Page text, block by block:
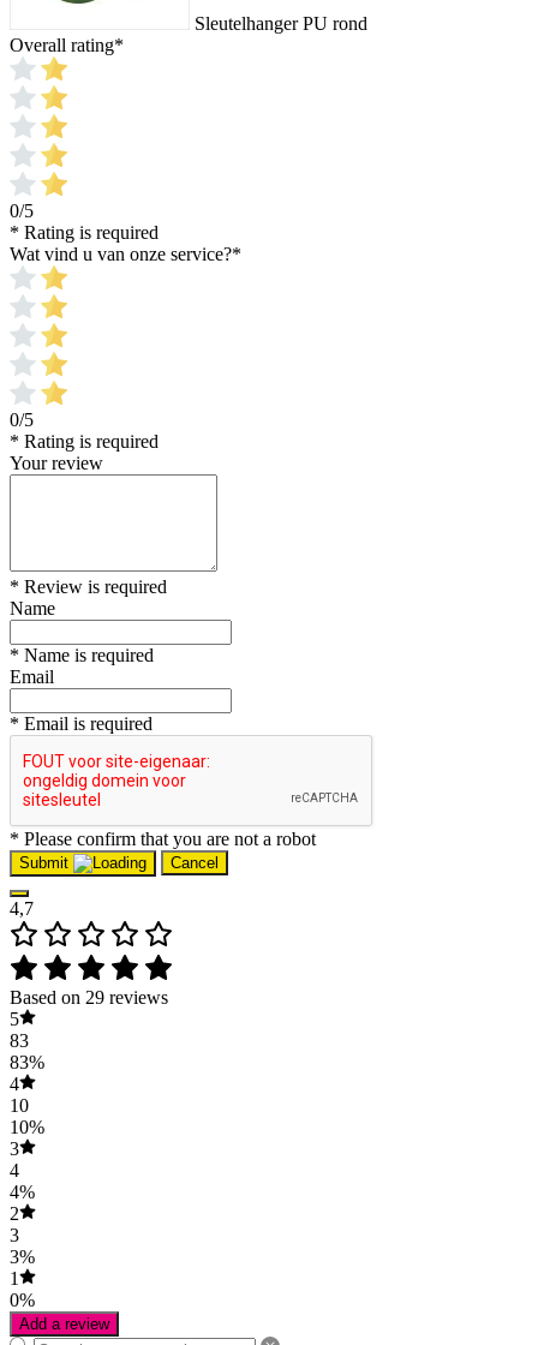
Sleutelhanger PU rond
Overall rating*
0/5
* Rating is required
Wat vind u van onze service?*
0/5
* Rating is required
Your review
* Review is required
Name
* Name is required
Email
* Email is required
* Please confirm that you are not a robot
Submit Cancel
4,7
Based on 29 reviews
5
83
83%
4
10
10%
3
4
4%
2
3
3%
1
0%
Add a review